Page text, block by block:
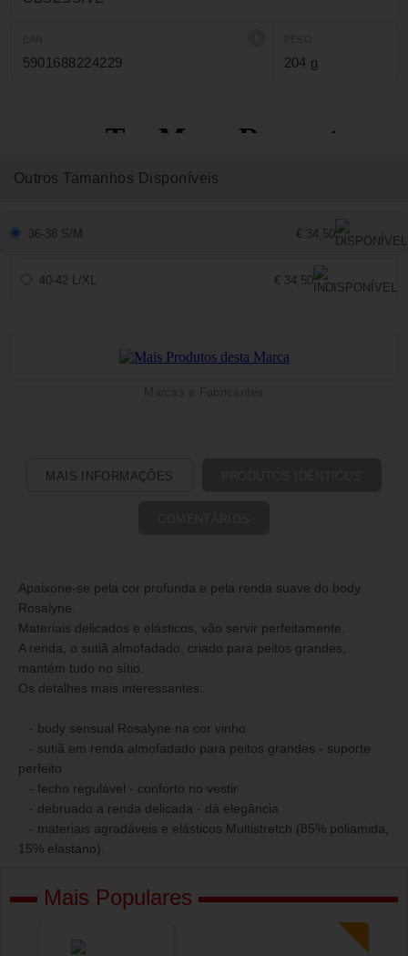
poliamida, 15% elastano).
5901688224229 204 g
Outros Tamanhos Disponíveis
36-38 S/M € 34,50
40-42 L/XL € 34,50
MAIS INFORMAÇÕES
Apaixone-se pela cor profunda e pela renda suave do body
Rosalyne.
Materiais delicados e elásticos, vão servir perfeitamente.
A renda, o sutiã almofadado, criado para peitos grandes,
mantém tudo no sítio.
Os detalhes mais interessantes:
- body sensual Rosalyne na cor vinho
- sutiã em renda almofadado para peitos grandes - suporte
perfeito
- fecho regulável - conforto no vestir
- debruado a renda delicada - dá elegância
- materiais agradáveis e elásticos Multistretch (85% poliamida,
15% elastano).
Mais Populares